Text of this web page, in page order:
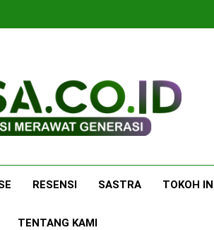
RESENSI SASTRA TOKOH
TENTANG KAMI